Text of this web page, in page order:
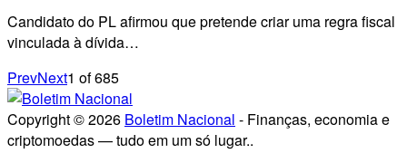
Candidato do PL afirmou que pretende criar uma regra fiscal
vinculada à dívida…
PrevNext1 of685
Copyright © 2026 Boletim Nacional - Finanças, economia e
criptomoedas — tudo em um só lugar..